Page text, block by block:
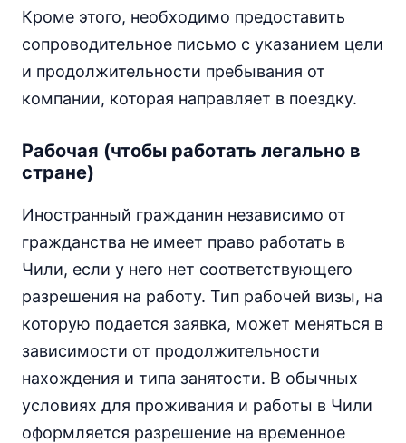
Кроме этого, необходимо предоставить
сопроводительное письмо с указанием цели
и продолжительности пребывания от
компании, которая направляет в поездку.
Рабочая (чтобы работать легально в
стране)
Иностранный гражданин независимо от
гражданства не имеет право работать в
Чили, если у него нет соответствующего
разрешения на работу. Тип рабочей визы, на
которую подается заявка, может меняться в
зависимости от продолжительности
нахождения и типа занятости. В обычных
условиях для проживания и работы в Чили
оформляется разрешение на временное